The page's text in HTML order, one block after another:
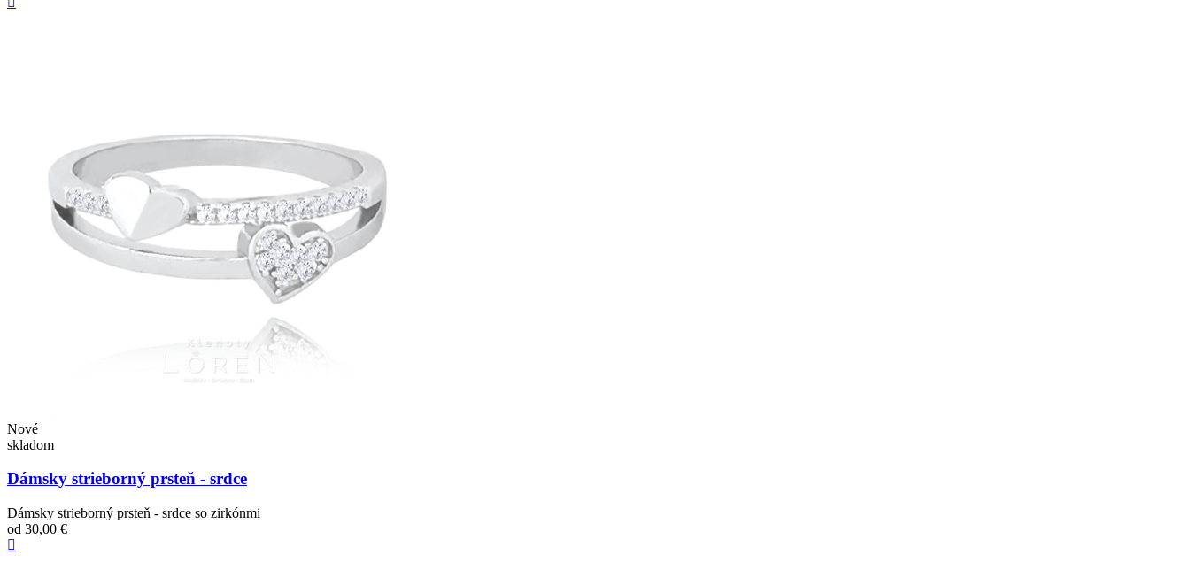
Nové
skladom
Dámsky strieborný prsteň - srdce
Dámsky strieborný prsteň - srdce so zirkónmi
od 30,00 €